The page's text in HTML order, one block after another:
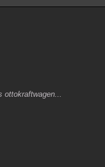
ottokraftwagen...